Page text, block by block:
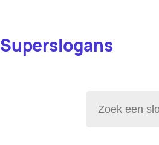
Superslogans